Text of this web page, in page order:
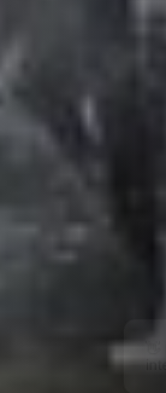
👋